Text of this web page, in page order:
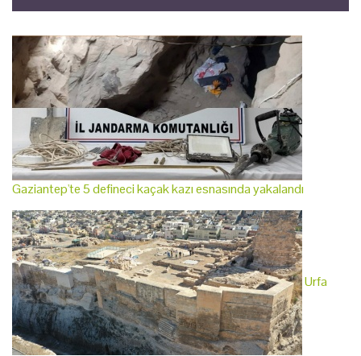
Gaziantep'te 5 defineci kaçak kazı esnasında yakalandı
Urfa